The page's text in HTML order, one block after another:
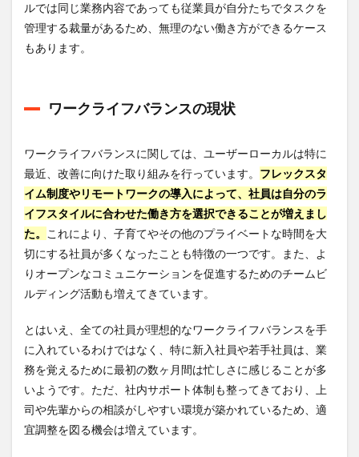
ルでは同じ業務内容であっても従業員が自分たちでタスクを
管理する裁量があるため、無理のない働き方ができるケース
もあります。
ワークライフバランスの現状
ワークライフバランスに関しては、ユーザーローカルは特に
最近、改善に向けた取り組みを行っています。 フレックスタ
イム制度やリモートワークの導入によって、社員は自分のラ
イフスタイルに合わせた働き方を選択できることが増えまし
た。
これにより、子育てやその他のプライベートな時間を大
切にする社員が多くなったことも特徴の一つです。また、よ
りオープンなコミュニケーションを促進するためのチームビ
ルディング活動も増えてきています。
とはいえ、全ての社員が理想的なワークライフバランスを手
に入れているわけではなく、特に新入社員や若手社員は、業
務を覚えるために最初の数ヶ月間は忙しさに感じることが多
いようです。ただ、社内サポート体制も整ってきており、上
司や先輩からの相談がしやすい環境が築かれているため、適
宜調整を図る機会は増えています。